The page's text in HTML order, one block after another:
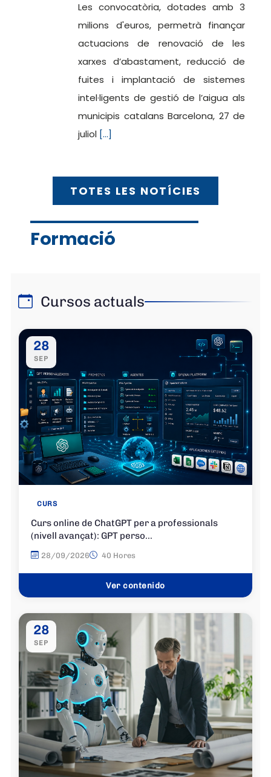
Les convocatòria, dotades amb 3
milions d'euros, permetrà finançar
actuacions de renovació de les
xarxes d’abastament, reducció de
fuites i implantació de sistemes
intel·ligents de gestió de l’aigua als
municipis catalans Barcelona, 27 de
juliol [...]
TOTES LES NOTÍCIES
Formació